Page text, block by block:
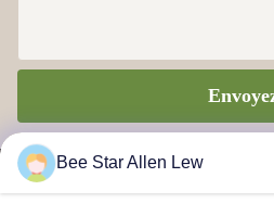
Bee Star Allen Lew